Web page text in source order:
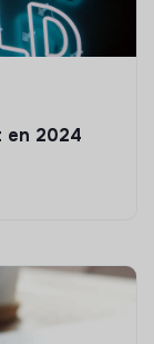
en 2024